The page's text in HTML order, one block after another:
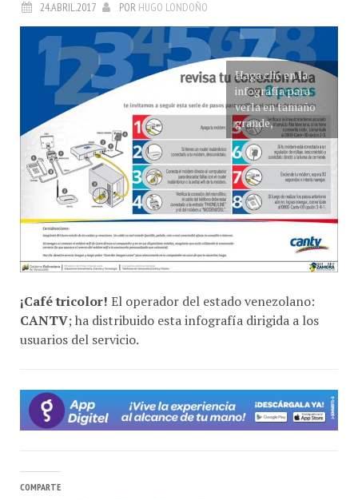
Haga clic en la
infografía para
verla en tamaño
grande,
CANTV; ha distribuido esta infografía dirigida a los
usuarios del servicio.
COMPARTE